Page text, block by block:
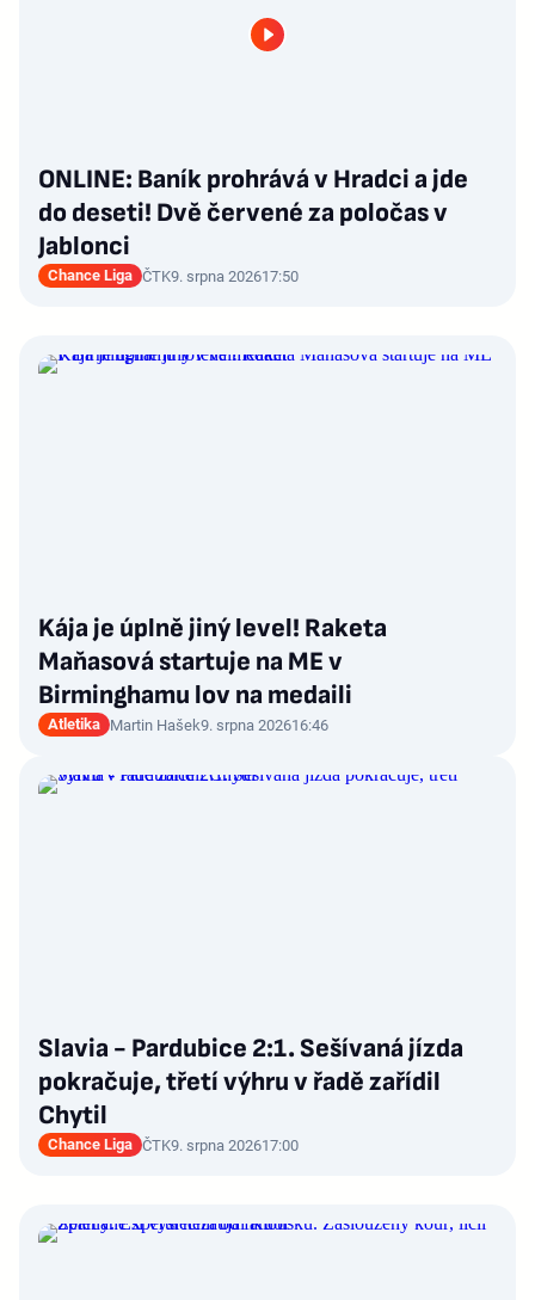
ONLINE: Baník prohrává v Hradci a jde
do deseti! Dvě červené za poločas v
Jablonci
Chance Liga ČTK9. srpna 202617:50
Kája je úplně jiný level! Raketa
Maňasová startuje na ME v
Birminghamu lov na medaili
Atletika Martin Hašek9. srpna 202616:46
Slavia - Pardubice 2:1. Sešívaná jízda
pokračuje, třetí výhru v řadě zařídil
Chytil
Chance Liga ČTK9. srpna 202617:00